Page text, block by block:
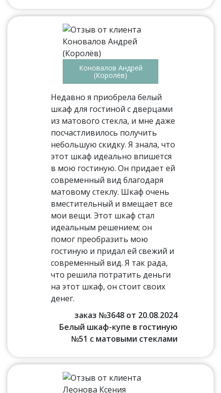
Коновалов Андрей
(Королёв)
Недавно я приобрела белый
шкаф для гостиной с дверцами
из матового стекла, и мне даже
посчастливилось получить
небольшую скидку. Я знала, что
этот шкаф идеально впишется
в мою гостиную. Он придает ей
современный вид благодаря
матовому стеклу. Шкаф очень
вместительный и вмещает все
мои вещи. Этот шкаф стал
идеальным решением; он
помог преобразить мою
гостиную и придал ей свежий и
современный вид. Я так рада,
что решила потратить деньги
на этот шкаф, он стоит своих
денег.
заказ №3648 от 20.08.2024
Белый шкаф-купе в гостиную
№51 с матовыми стеклами